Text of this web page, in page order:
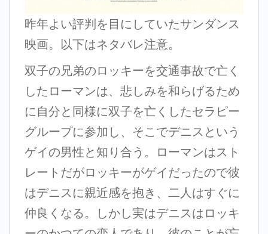
昨年よい評判を目にしていたサンダンス
映画。以下はネタバレ注意。
双子の兄弟のロッキーを交通事故で亡く
したローマンは、悲しみを和らげるため
に自分と同様に双子を亡くしたセラピー
グループに参加し、そこでデニスという
ゲイの男性と知り合う。ローマンはスト
レートだがロッキーがゲイだったので彼
はデニスに親近感を抱き、二人はすぐに
仲良くなる。しかし実はデニスはロッキ